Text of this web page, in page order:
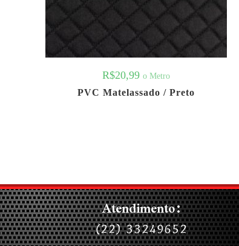
R$20,99 o Metro
PVC Matelassado / Preto
Atendimento:
(22) 33249652